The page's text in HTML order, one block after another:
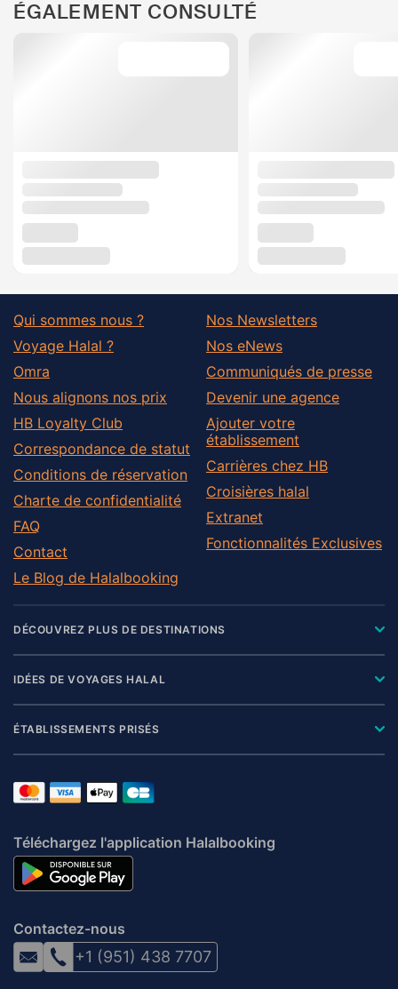
ÉGALEMENT CONSULTÉ
Qui sommes nous ?
Voyage Halal ?
Omra
Nous alignons nos prix
HB Loyalty Club
Correspondance de statut
Conditions de réservation
Charte de confidentialité
FAQ
Contact
Le Blog de Halalbooking
Nos Newsletters
Nos eNews
Communiqués de presse
Devenir une agence
Ajouter votre
établissement
Carrières chez HB
Croisières halal
Extranet
Fonctionnalités Exclusives
DÉCOUVREZ PLUS DE DESTINATIONS
IDÉES DE VOYAGES HALAL
ÉTABLISSEMENTS PRISÉS
Téléchargez l'application Halalbooking
Contactez-nous
+1 (951) 438 7707